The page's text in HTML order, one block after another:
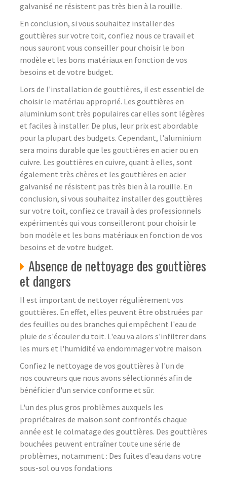
galvanisé ne résistent pas très bien à la rouille.
En conclusion, si vous souhaitez installer des
gouttières sur votre toit, confiez nous ce travail et
nous sauront vous conseiller pour choisir le bon
modèle et les bons matériaux en fonction de vos
besoins et de votre budget.
Lors de l'installation de gouttières, il est essentiel de
choisir le matériau approprié. Les gouttières en
aluminium sont très populaires car elles sont légères
et faciles à installer. De plus, leur prix est abordable
pour la plupart des budgets. Cependant, l'aluminium
sera moins durable que les gouttières en acier ou en
cuivre. Les gouttières en cuivre, quant à elles, sont
également très chères et les gouttières en acier
galvanisé ne résistent pas très bien à la rouille. En
conclusion, si vous souhaitez installer des gouttières
sur votre toit, confiez ce travail à des professionnels
expérimentés qui vous conseilleront pour choisir le
bon modèle et les bons matériaux en fonction de vos
besoins et de votre budget.
Absence de nettoyage des gouttières
et dangers
Il est important de nettoyer régulièrement vos
gouttières. En effet, elles peuvent être obstruées par
des feuilles ou des branches qui empêchent l'eau de
pluie de s'écouler du toit. L'eau va alors s'infiltrer dans
les murs et l'humidité va endommager votre maison.
Confiez le nettoyage de vos gouttières à l'un de
nos couvreurs que nous avons sélectionnés afin de
bénéficier d'un service conforme et sûr.
L'un des plus gros problèmes auxquels les
propriétaires de maison sont confrontés chaque
année est le colmatage des gouttières. Des gouttières
bouchées peuvent entraîner toute une série de
problèmes, notamment : Des fuites d'eau dans votre
sous-sol ou vos fondations